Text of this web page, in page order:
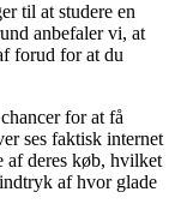
til at studere en
anbefaler vi, at
forud for at du
for at få
ses faktisk internet
af deres køb, hvilket
af hvor glade